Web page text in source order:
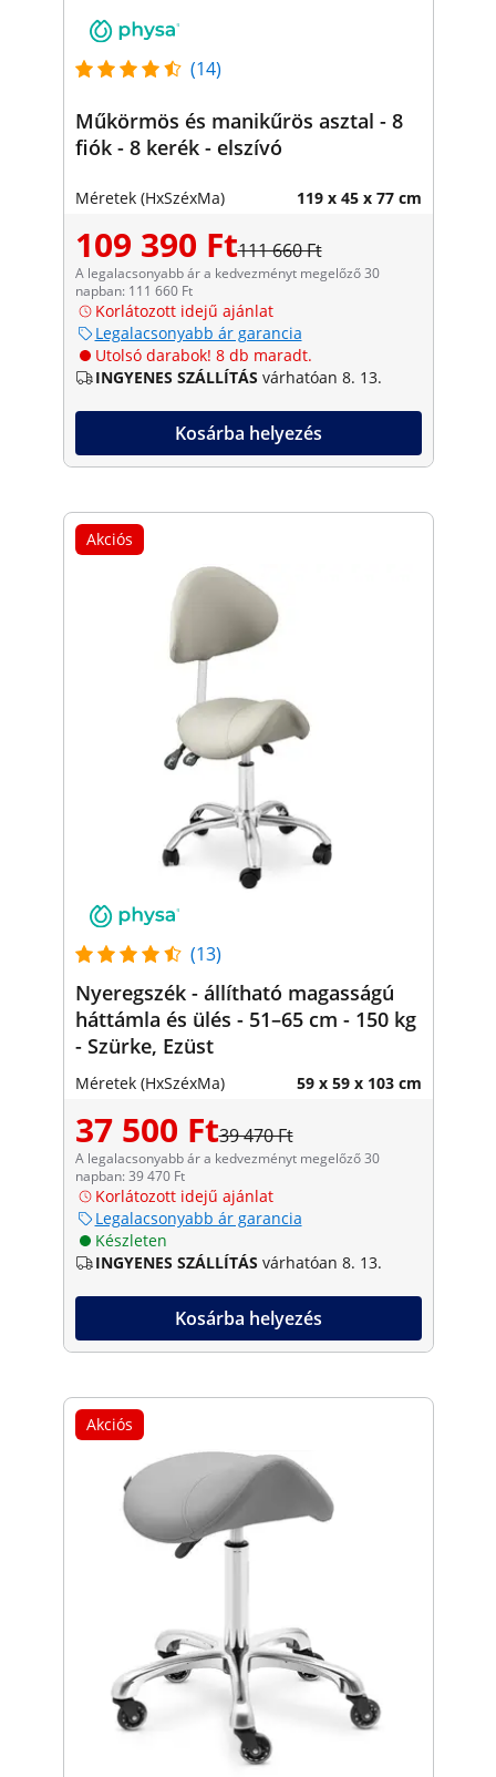
(14)
Műkörmös és manikűrös asztal - 8
fiók - 8 kerék - elszívó
Méretek (HxSzéxMa) 119 x 45 x 77 cm
109 390 Ft111 660 Ft
A legalacsonyabb ár a kedvezményt megelőző 30
napban: 111 660 Ft
Korlátozott idejű ajánlat
Legalacsonyabb ár garancia
Utolsó darabok! 8 db maradt.
INGYENES SZÁLLÍTÁS várhatóan 8. 13.
Kosárba helyezés
Akciós
(13)
Nyeregszék - állítható magasságú
háttámla és ülés - 51–65 cm - 150 kg
- Szürke, Ezüst
Méretek (HxSzéxMa) 59 x 59 x 103 cm
37 500 Ft39 470 Ft
A legalacsonyabb ár a kedvezményt megelőző 30
napban: 39 470 Ft
Korlátozott idejű ajánlat
Legalacsonyabb ár garancia
Készleten
INGYENES SZÁLLÍTÁS várhatóan 8. 13.
Kosárba helyezés
Akciós